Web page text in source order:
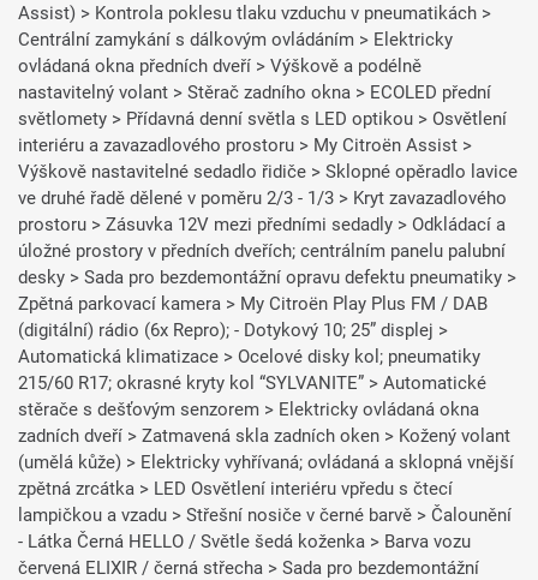
Assist) > Kontrola poklesu tlaku vzduchu v pneumatikách >
Centrální zamykání s dálkovým ovládáním > Elektricky
ovládaná okna předních dveří > Výškově a podélně
nastavitelný volant > Stěrač zadního okna > ECOLED přední
světlomety > Přídavná denní světla s LED optikou > Osvětlení
interiéru a zavazadlového prostoru > My Citroën Assist >
Výškově nastavitelné sedadlo řidiče > Sklopné opěradlo lavice
ve druhé řadě dělené v poměru 2/3 - 1/3 > Kryt zavazadlového
prostoru > Zásuvka 12V mezi předními sedadly > Odkládací a
úložné prostory v předních dveřích; centrálním panelu palubní
desky > Sada pro bezdemontážní opravu defektu pneumatiky >
Zpětná parkovací kamera > My Citroën Play Plus FM / DAB
(digitální) rádio (6x Repro); - Dotykový 10; 25” displej >
Automatická klimatizace > Ocelové disky kol; pneumatiky
215/60 R17; okrasné kryty kol “SYLVANITE” > Automatické
stěrače s dešťovým senzorem > Elektricky ovládaná okna
zadních dveří > Zatmavená skla zadních oken > Kožený volant
(umělá kůže) > Elektricky vyhřívaná; ovládaná a sklopná vnější
zpětná zrcátka > LED Osvětlení interiéru vpředu s čtecí
lampičkou a vzadu > Střešní nosiče v černé barvě > Čalounění
- Látka Černá HELLO / Světle šedá koženka > Barva vozu
červená ELIXIR / černá střecha > Sada pro bezdemontážní